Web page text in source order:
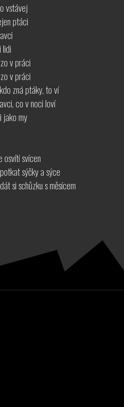
vstávej
ptáci
v práci
v práci
zná ptáky, to ví
co v noci loví
jako my
osvítí svícen
sýčky a sýce
si schůzku s měsícem